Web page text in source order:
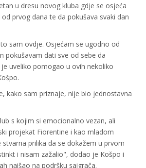
u dresu novog kluba gdje se osjeća
prvog dana te da pokušava svaki dan
sam ovdje. Osjećam se ugodno od
pokušavam dati sve od sebe da
uveliko pomogao u ovih nekoliko
kako sam priznaje, nije bio jednostavna
s kojim si emocionalno vezan, ali
projekat Fiorentine i kao mladom
prilika da se dokažem u prvom
i nisam zažalio", dodao je Košpo i
naišao na podršku saigrača.